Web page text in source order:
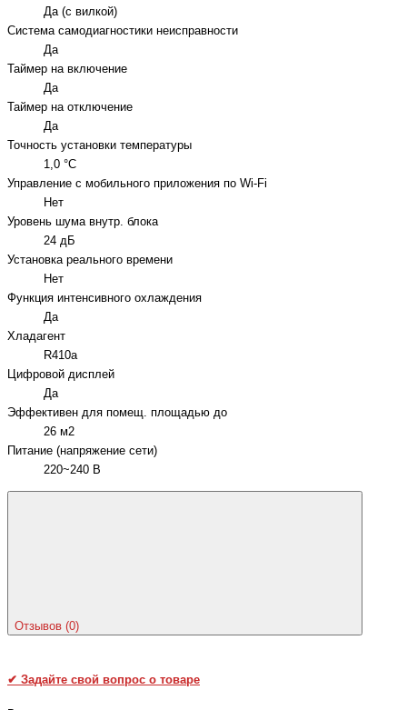
Да (с вилкой)
Система самодиагностики неисправности
Да
Таймер на включение
Да
Таймер на отключение
Да
Точность установки температуры
1,0 °С
Управление c мобильного приложения по Wi-Fi
Нет
Уровень шума внутр. блока
24 дБ
Установка реального времени
Нет
Функция интенсивного охлаждения
Да
Хладагент
R410a
Цифровой дисплей
Да
Эффективен для помещ. площадью до
26 м2
Питание (напряжение сети)
220~240 В
Отзывов (0)
✔ Задайте свой вопрос о товаре